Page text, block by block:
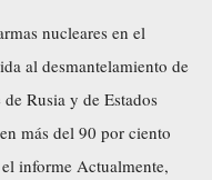
nucleares en el
al desmantelamiento de
Rusia y de Estados
más del 90 por ciento
informe Actualmente,